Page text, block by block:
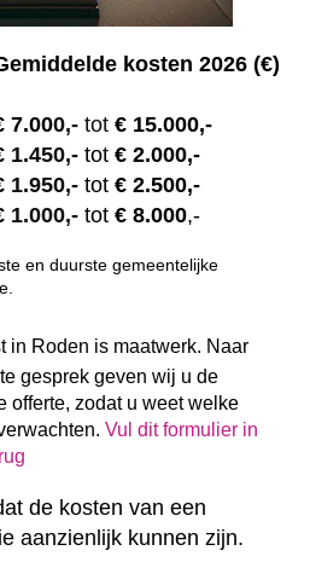
kosten 2026 (€)
7.000,- tot € 15.000,-
1.450,- tot € 2.000,-
1.950,- tot € 2.500,-
1.000,- tot € 8.000,-
en duurste gemeentelijke
in Roden is maatwerk. Naar
gesprek geven wij u de
offerte, zodat u weet welke
Vul dit formulier in
de kosten van een
aanzienlijk kunnen zijn.